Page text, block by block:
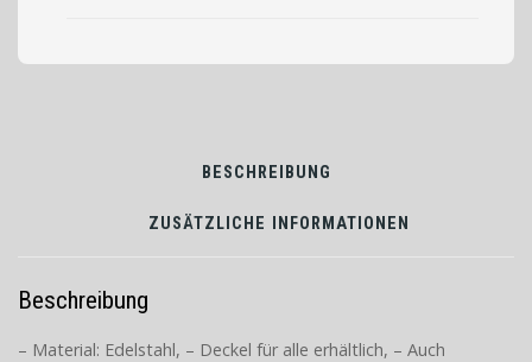
BESCHREIBUNG
ZUSÄTZLICHE INFORMATIONEN
Beschreibung
– Material: Edelstahl, – Deckel für alle erhältlich, – Auch